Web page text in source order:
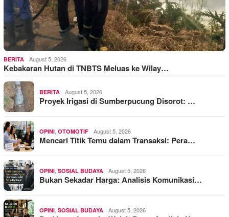
BERITA August 5, 2026
Kebakaran Hutan di TNBTS Meluas ke Wilay…
BERITA August 5, 2026
Proyek Irigasi di Sumberpucung Disorot: …
OPINI OTOMOTIF August 5, 2026
Mencari Titik Temu dalam Transaksi: Pera…
OPINI SOSIAL BUDAYA August 5, 2026
Bukan Sekadar Harga: Analisis Komunikasi…
OPINI SOSIAL BUDAYA August 5, 2026